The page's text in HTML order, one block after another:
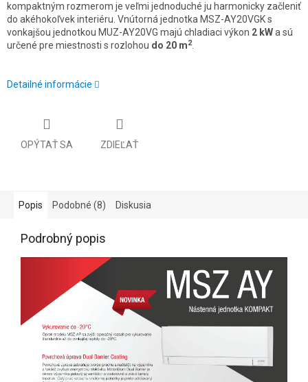
kompaktným rozmerom je veľmi jednoduché ju harmonicky začleniť
do akéhokoľvek interiéru. Vnútorná jednotka MSZ-AY20VGK s
vonkajšou jednotkou MUZ-AY20VG majú chladiaci výkon 2 kWa sú
určené pre miestnosti s rozlohou do 20 m2.
Detailné informácie
OPÝTAŤ SA ZDIEĽAŤ
Popis Podobné (8) Diskusia
Podrobný popis